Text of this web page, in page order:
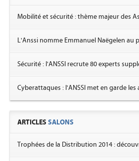
Mobilité et sécurité : thème majeur des
L'Anssi nomme Emmanuel Naëgelen au
Sécurité : l'ANSSI recrute 80 experts
Cyberattaques : l'ANSSI met en garde les
ARTICLES SALONS
Trophées de la Distribution 2014 :